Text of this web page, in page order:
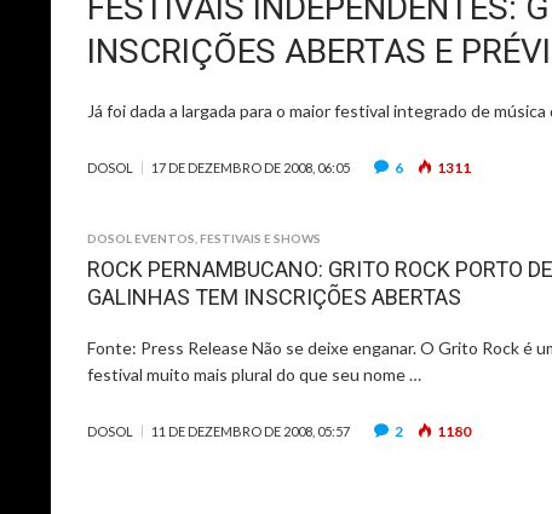
FESTIVAIS INDEPENDENTES:
INSCRIÇÕES ABERTAS E
Já foi dada a largada para o maior festival integrado de
DOSOL 17 DE DEZEMBRO DE 2008, 06:05 6 1311
DOSOL EVENTOS FESTIVAIS E SHOWS
ROCK PERNAMBUCANO: GRITO ROCK PORTO DE
GALINHAS TEM INSCRIÇÕES ABERTAS
Fonte: Press Release Não se deixe enganar. O Grito Rock é
festival muito mais plural do que seu nome …
DOSOL 11 DE DEZEMBRO DE 2008, 05:57 2 1180